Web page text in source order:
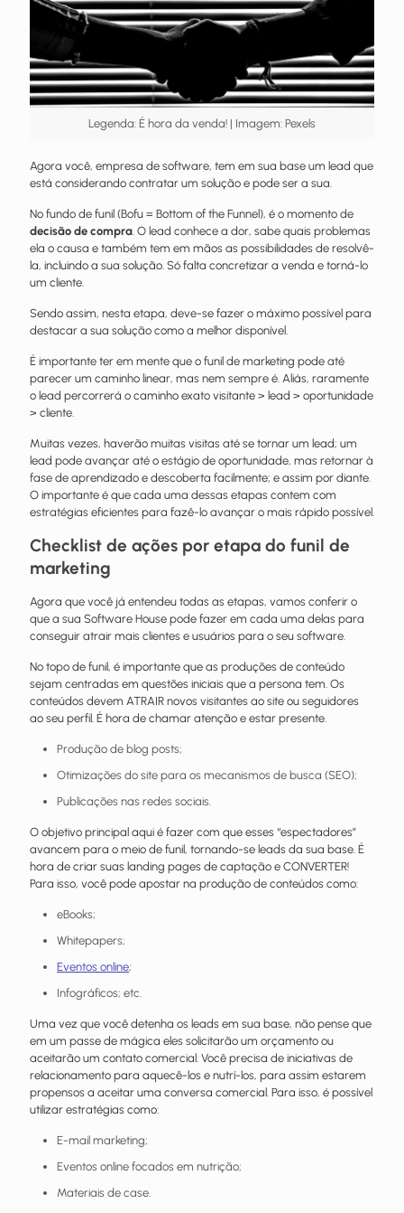
Legenda: É hora da venda! | Imagem: Pexels
Agora você, empresa de software, tem em sua base um lead que
está considerando contratar um solução e pode ser a sua.
No fundo de funil (Bofu = Bottom of the Funnel), é o momento de
decisão de compra . O lead conhece a dor, sabe quais problemas
ela o causa e também tem em mãos as possibilidades de resolvê-
la, incluindo a sua solução. Só falta concretizar a venda e torná-lo
um cliente.
Sendo assim, nesta etapa, deve-se fazer o máximo possível para
destacar a sua solução como a melhor disponível.
É importante ter em mente que o funil de marketing pode até
parecer um caminho linear, mas nem sempre é. Aliás, raramente
o lead percorrerá o caminho exato visitante > lead > oportunidade
> cliente.
Muitas vezes, haverão muitas visitas até se tornar um lead; um
lead pode avançar até o estágio de oportunidade, mas retornar à
fase de aprendizado e descoberta facilmente; e assim por diante.
O importante é que cada uma dessas etapas contem com
estratégias eficientes para fazê-lo avançar o mais rápido possível.
Checklist de ações por etapa do funil de
marketing
Agora que você já entendeu todas as etapas, vamos conferir o
que a sua Software House pode fazer em cada uma delas para
conseguir atrair mais clientes e usuários para o seu software.
No topo de funil, é importante que as produções de conteúdo
sejam centradas em questões iniciais que a persona tem. Os
conteúdos devem ATRAIR novos visitantes ao site ou seguidores
ao seu perfil. É hora de chamar atenção e estar presente.
Produção de blog posts;
Otimizações do site para os mecanismos de busca (SEO);
Publicações nas redes sociais.
O objetivo principal aqui é fazer com que esses “espectadores”
avancem para o meio de funil, tornando-se leads da sua base. É
hora de criar suas landing pages de captação e CONVERTER!
Para isso, você pode apostar na produção de conteúdos como:
eBooks;
Whitepapers;
Eventos online;
Infográficos; etc.
Uma vez que você detenha os leads em sua base, não pense que
em um passe de mágica eles solicitarão um orçamento ou
aceitarão um contato comercial. Você precisa de iniciativas de
relacionamento para aquecê-los e nutrí-los, para assim estarem
propensos a aceitar uma conversa comercial. Para isso, é possível
utilizar estratégias como:
E-mail marketing;
Eventos online focados em nutrição;
Materiais de case.